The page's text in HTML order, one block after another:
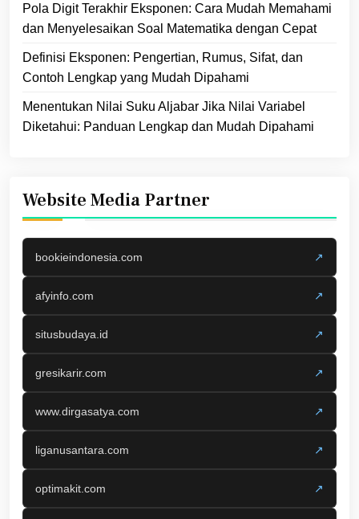
Pola Digit Terakhir Eksponen: Cara Mudah Memahami
dan Menyelesaikan Soal Matematika dengan Cepat
Definisi Eksponen: Pengertian, Rumus, Sifat, dan
Contoh Lengkap yang Mudah Dipahami
Menentukan Nilai Suku Aljabar Jika Nilai Variabel
Diketahui: Panduan Lengkap dan Mudah Dipahami
Website Media Partner
bookieindonesia.com ↗
afyinfo.com ↗
situsbudaya.id ↗
gresikarir.com ↗
www.dirgasatya.com ↗
liganusantara.com ↗
optimakit.com ↗